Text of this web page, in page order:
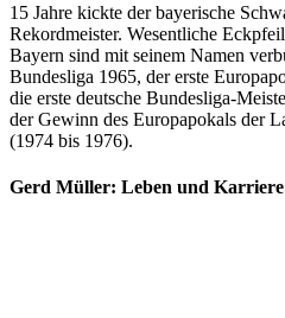
15 Jahre kickte der bayerische
Rekordmeister. Wesentliche
Bayern sind mit seinem Namen
Bundesliga 1965, der erste
die erste deutsche Bundesliga-
der Gewinn des Europapokals der
(1974 bis 1976).
Gerd Müller: Leben und